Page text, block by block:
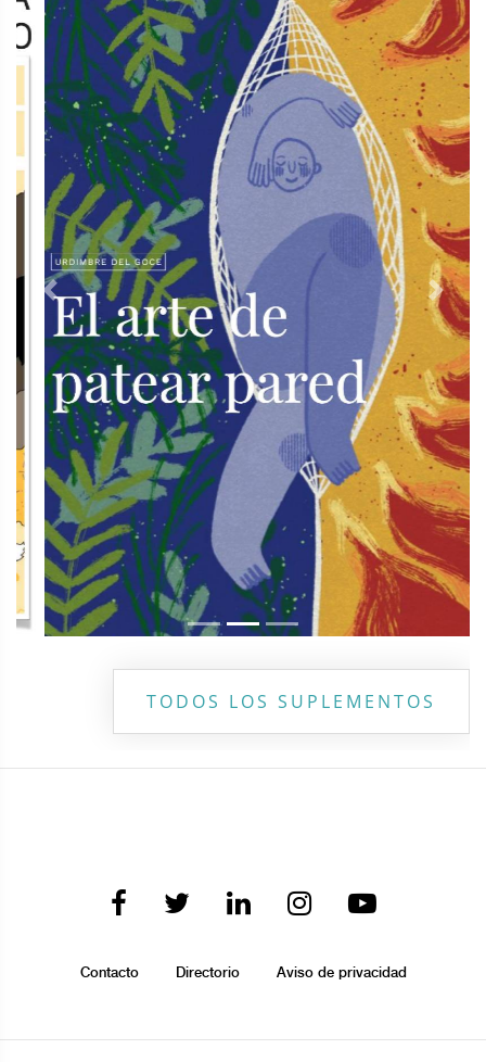
Previous Next
TODOS LOS SUPLEMENTOS
Contacto Directorio Aviso de privacidad